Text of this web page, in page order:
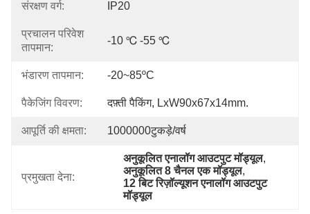
संरक्षण वर्ग: IP20
प्रचालन परिवेश
तापमान:
-10 ℃ -55 ℃
भंडारण तापमान: -20~85ºC
पैकेजिंग विवरण: दफ़्ती पैकिंग, LxW90x67x14mm.
आपूर्ति की क्षमता: 1000000टुकड़े/वर्ष
प्रमुखता देना:
अनुकूलित एनालॉग आउटपुट मॉड्यूल,
अनुकूलित 8 चैनल एक मॉड्यूल,
12 बिट रिज़ॉल्यूशन एनालॉग आउटपुट
मॉड्यूल